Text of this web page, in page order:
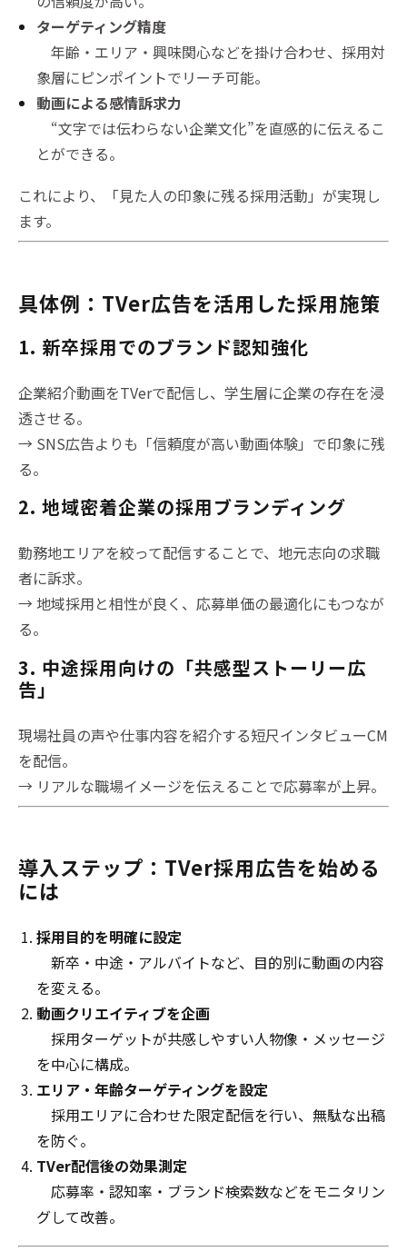
ターゲティング精度
年齢・エリア・興味関心などを掛け合わせ、採用対
象層にピンポイントでリーチ可能。
動画による感情訴求力
“文字では伝わらない企業文化”を直感的に伝えるこ
とができる。
これにより、「見た人の印象に残る採用活動」が実現し
ます。
具体例：TVer広告を活用した採用施策
1. 新卒採用でのブランド認知強化
企業紹介動画をTVerで配信し、学生層に企業の存在を浸
透させる。
→ SNS広告よりも「信頼度が高い動画体験」で印象に残
る。
2. 地域密着企業の採用ブランディング
勤務地エリアを絞って配信することで、地元志向の求職
者に訴求。
→ 地域採用と相性が良く、応募単価の最適化にもつなが
る。
3. 中途採用向けの「共感型ストーリー広
告」
現場社員の声や仕事内容を紹介する短尺インタビューCM
を配信。
→ リアルな職場イメージを伝えることで応募率が上昇。
導入ステップ：TVer採用広告を始める
には
採用目的を明確に設定
新卒・中途・アルバイトなど、目的別に動画の内容
を変える。
動画クリエイティブを企画
採用ターゲットが共感しやすい人物像・メッセージ
を中心に構成。
エリア・年齢ターゲティングを設定
採用エリアに合わせた限定配信を行い、無駄な出稿
を防ぐ。
TVer配信後の効果測定
応募率・認知率・ブランド検索数などをモニタリン
グして改善。